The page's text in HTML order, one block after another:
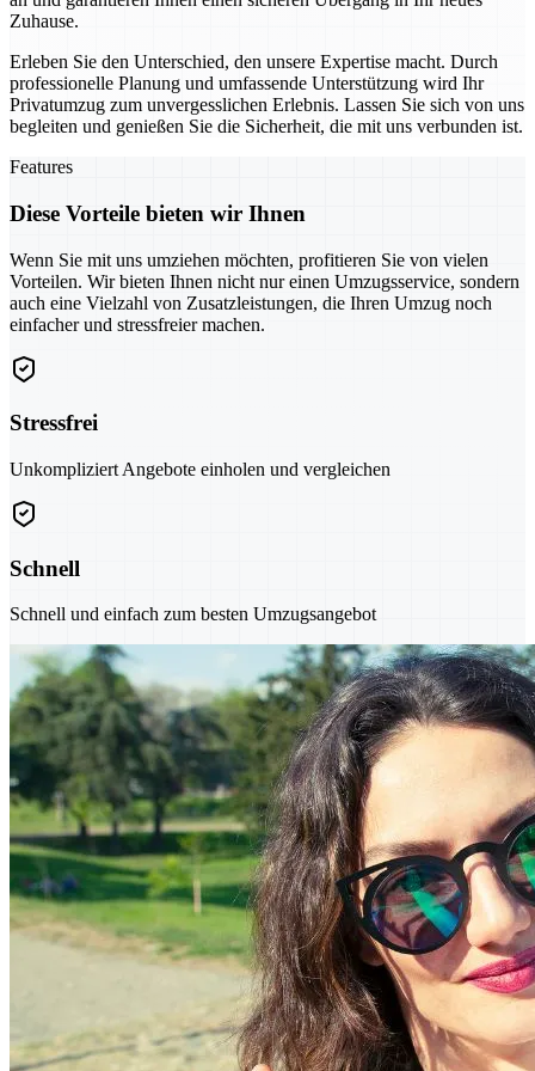
Zuhause.
Erleben Sie den Unterschied, den unsere Expertise macht. Durch
professionelle Planung und umfassende Unterstützung wird Ihr
Privatumzug zum unvergesslichen Erlebnis. Lassen Sie sich von uns
begleiten und genießen Sie die Sicherheit, die mit uns verbunden ist.
Features
Diese Vorteile bieten wir Ihnen
Wenn Sie mit uns umziehen möchten, profitieren Sie von vielen
Vorteilen. Wir bieten Ihnen nicht nur einen Umzugsservice, sondern
auch eine Vielzahl von Zusatzleistungen, die Ihren Umzug noch
einfacher und stressfreier machen.
Stressfrei
Unkompliziert Angebote einholen und vergleichen
Schnell
Schnell und einfach zum besten Umzugsangebot